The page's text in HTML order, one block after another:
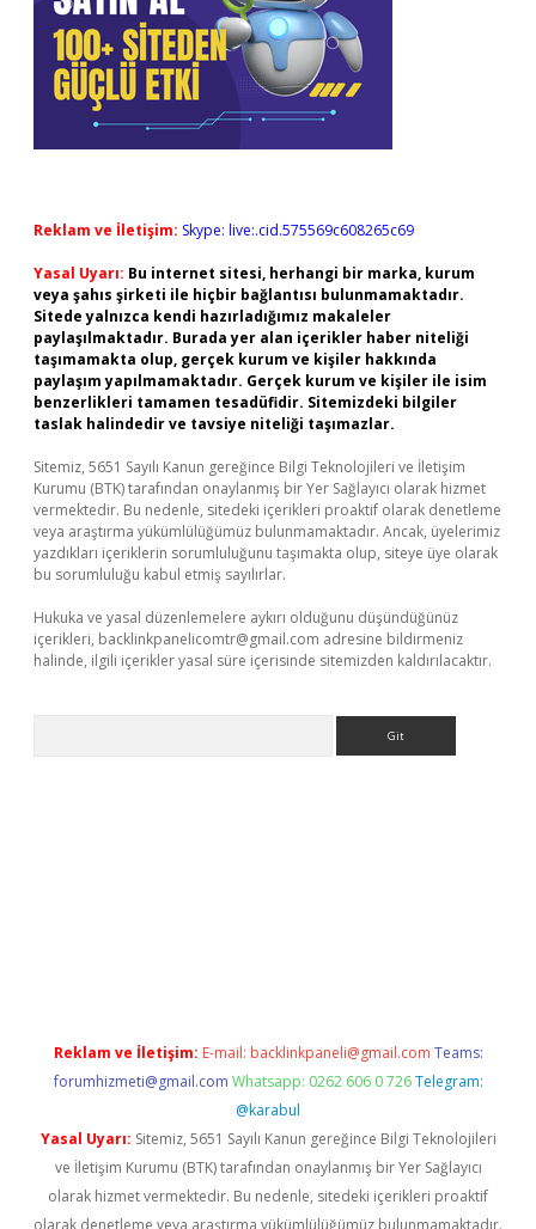
Reklam ve İletişim: Skype: live:.cid.575569c608265c69
Yasal Uyarı: Bu internet sitesi, herhangi bir marka, kurum
veya şahıs şirketi ile hiçbir bağlantısı bulunmamaktadır.
Sitede yalnızca kendi hazırladığımız makaleler
paylaşılmaktadır. Burada yer alan içerikler haber niteliği
taşımamakta olup, gerçek kurum ve kişiler hakkında
paylaşım yapılmamaktadır. Gerçek kurum ve kişiler ile isim
benzerlikleri tamamen tesadüfidir. Sitemizdeki bilgiler
taslak halindedir ve tavsiye niteliği taşımazlar.
Sitemiz, 5651 Sayılı Kanun gereğince Bilgi Teknolojileri ve İletişim
Kurumu (BTK) tarafından onaylanmış bir Yer Sağlayıcı olarak hizmet
vermektedir. Bu nedenle, sitedeki içerikleri proaktif olarak denetleme
veya araştırma yükümlülüğümüz bulunmamaktadır. Ancak, üyelerimiz
yazdıkları içeriklerin sorumluluğunu taşımakta olup, siteye üye olarak
bu sorumluluğu kabul etmiş sayılırlar.
Hukuka ve yasal düzenlemelere aykırı olduğunu düşündüğünüz
içerikleri, backlinkpanelicomtr@gmail.com adresine bildirmeniz
halinde, ilgili içerikler yasal süre içerisinde sitemizden kaldırılacaktır.
Reklam ve İletişim: E-mail: backlinkpaneli@gmail.com Teams:
forumhizmeti@gmail.com Whatsapp: 0262 606 0 726 Telegram:
@karabul
Yasal Uyarı: Sitemiz, 5651 Sayılı Kanun gereğince Bilgi Teknolojileri
ve İletişim Kurumu (BTK) tarafından onaylanmış bir Yer Sağlayıcı
olarak hizmet vermektedir. Bu nedenle, sitedeki içerikleri proaktif
olarak denetleme veya araştırma yükümlülüğümüz bulunmamaktadır.